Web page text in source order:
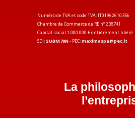
Numéro de TVA et code TVA: IT01962610356
Chambre de Commerce de RE n° 238741
Capital social 1.000.000 € entièrement libéré
SDI: SUBM70N - PEC:maximaspa@pec.it
La